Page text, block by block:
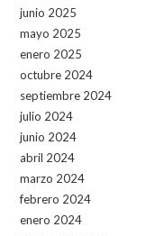
junio 2025
mayo 2025
enero 2025
octubre 2024
septiembre 2024
julio 2024
junio 2024
abril 2024
marzo 2024
febrero 2024
enero 2024